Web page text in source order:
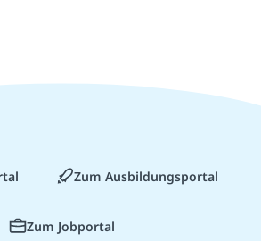
Zum Ausbildungsportal
Zum Jobportal